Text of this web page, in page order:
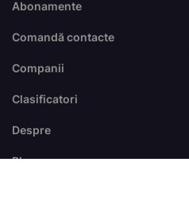
Abonamente
Comandă contacte
Companii
Clasificatori
Despre
Blog